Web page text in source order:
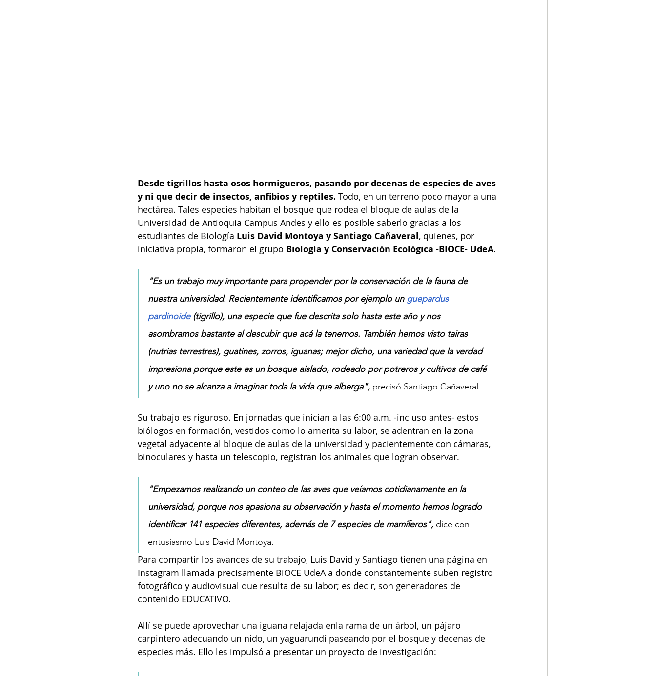
Desde tigrillos hasta osos hormigueros, pasando por decenas de especies de aves
y ni que decir de insectos, anfibios y reptiles. Todo, en un terreno poco mayor a una
hectárea. Tales especies habitan el bosque que rodea el bloque de aulas de la
Universidad de Antioquia Campus Andes y ello es posible saberlo gracias a los
estudiantes de Biología Luis David Montoya y Santiago Cañaveral, quienes, por
iniciativa propia, formaron el grupo Biología y Conservación Ecológica -BIOCE- UdeA.
"Es un trabajo muy importante para propender por la conservación de la fauna de
nuestra universidad. Recientemente identificamos por ejemplo un guepardus
pardinoide (tigrillo), una especie que fue descrita solo hasta este año y nos
asombramos bastante al descubir que acá la tenemos. También hemos visto tairas
(nutrias terrestres), guatines, zorros, iguanas; mejor dicho, una variedad que la verdad
impresiona porque este es un bosque aislado, rodeado por potreros y cultivos de café
y uno no se alcanza a imaginar toda la vida que alberga", precisó Santiago Cañaveral.
Su trabajo es riguroso. En jornadas que inician a las 6:00 a.m. -incluso antes- estos
biólogos en formación, vestidos como lo amerita su labor, se adentran en la zona
vegetal adyacente al bloque de aulas de la universidad y pacientemente con cámaras,
binoculares y hasta un telescopio, registran los animales que logran observar.
"Empezamos realizando un conteo de las aves que veíamos cotidianamente en la
universidad, porque nos apasiona su observación y hasta el momento hemos logrado
identificar 141 especies diferentes, además de 7 especies de mamíferos", dice con
entusiasmo Luis David Montoya.
Para compartir los avances de su trabajo, Luis David y Santiago tienen una página en
Instagram llamada precisamente BiOCE UdeA a donde constantemente suben registro
fotográfico y audiovisual que resulta de su labor; es decir, son generadores de
contenido EDUCATIVO.
Allí se puede aprovechar una iguana relajada enla rama de un árbol, un pájaro
carpintero adecuando un nido, un yaguarundí paseando por el bosque y decenas de
especies más. Ello les impulsó a presentar un proyecto de investigación: